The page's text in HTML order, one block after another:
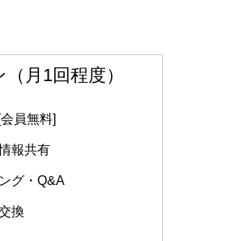
月1回程度）
員無料]
報共有
グ・Q&A
換